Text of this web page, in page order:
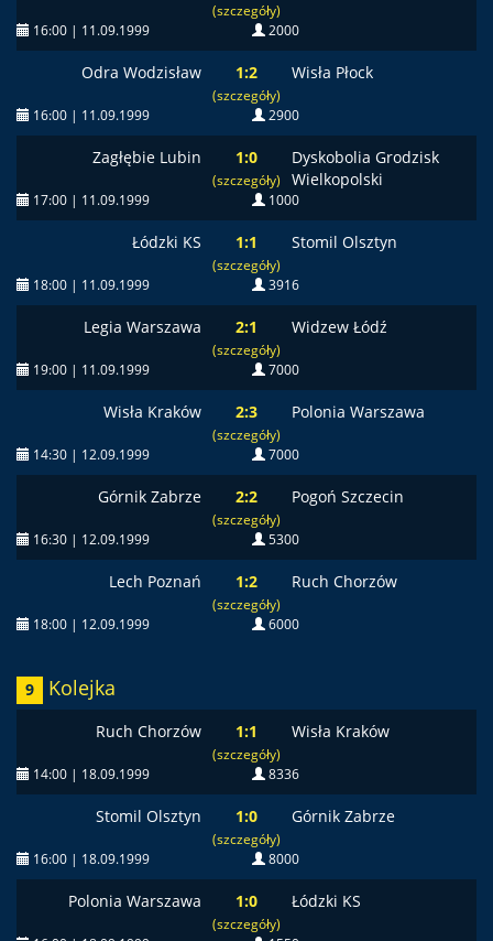
(szczegóły)
16:00 | 11.09.1999 2000
Odra Wodzisław 1:2
(szczegóły)
Wisła Płock
16:00 | 11.09.1999 2900
Zagłębie Lubin 1:0
(szczegóły)
Dyskobolia Grodzisk
Wielkopolski
17:00 | 11.09.1999 1000
Łódzki KS 1:1
(szczegóły)
Stomil Olsztyn
18:00 | 11.09.1999 3916
Legia Warszawa 2:1
(szczegóły)
Widzew Łódź
19:00 | 11.09.1999 7000
Wisła Kraków 2:3
(szczegóły)
Polonia Warszawa
14:30 | 12.09.1999 7000
Górnik Zabrze 2:2
(szczegóły)
Pogoń Szczecin
16:30 | 12.09.1999 5300
Lech Poznań 1:2
(szczegóły)
Ruch Chorzów
18:00 | 12.09.1999 6000
9 Kolejka
Ruch Chorzów 1:1
(szczegóły)
Wisła Kraków
14:00 | 18.09.1999 8336
Stomil Olsztyn 1:0
(szczegóły)
Górnik Zabrze
16:00 | 18.09.1999 8000
Polonia Warszawa 1:0
(szczegóły)
Łódzki KS